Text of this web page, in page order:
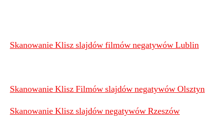
Skanowanie Klisz slajdów filmów negatywów Lublin
Skanowanie Klisz Filmów slajdów negatywów Olsztyn
Skanowanie Klisz slajdów negatywów Rzeszów